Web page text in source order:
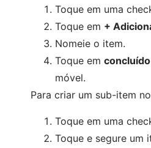
Toque em uma
Toque em +
Nomeie o item.
Toque em concluído
móvel.
Para criar um sub-item
Toque em uma
Toque e segure um